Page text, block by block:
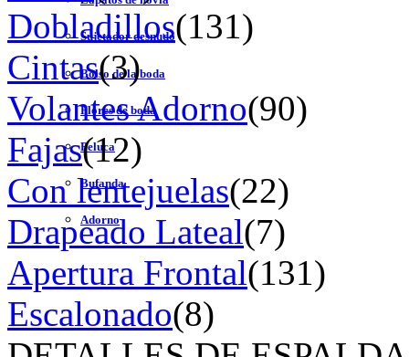
Sujetador desnudo
Bolso de la boda
Flores de boda
Peluca
Bufanda
Adorno
Dobladillos(131)
Cintas(3)
Volantes Adorno(90)
Fajas(12)
Con lentejuelas(22)
Drapeado Lateal(7)
Apertura Frontal(131)
Escalonado(8)